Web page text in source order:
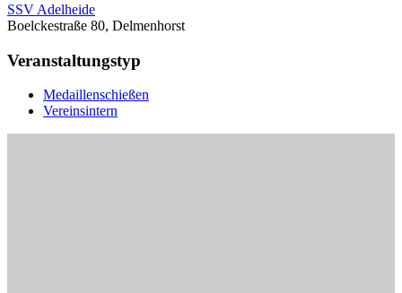
SSV Adelheide
Boelckestraße 80, Delmenhorst
Veranstaltungstyp
Medaillenschießen
Vereinsintern